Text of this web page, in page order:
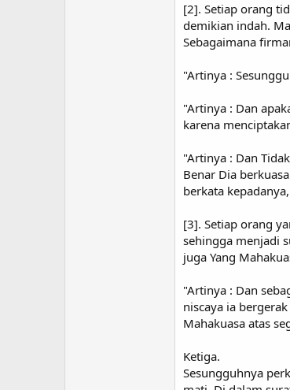
[2]. Setiap orang
demikian indah.
Sebagaimana
"Artinya :
"Artinya : Dan
karena
"Artinya : Dan
Benar Dia
berkata
[3]. Setiap orang
sehingga menjadi
juga Yang
"Artinya : Dan
niscaya ia
Mahakuasa atas
Ketiga.
Sesungguhnya